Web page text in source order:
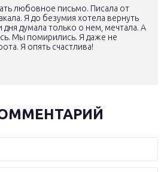
любовное письмо. Писала от
Я до безумия хотела вернуть
дня думала только о нем, мечтала. А
Мы помирились. Я даже не
Я опять счастлива!